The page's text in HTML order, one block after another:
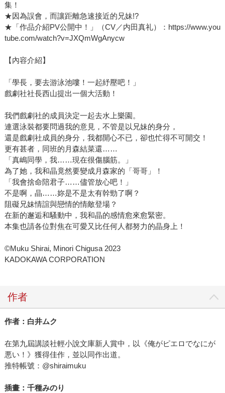
集！
★因為誤會，而讓距離急速接近的兄妹!?
★「作品介紹PV公開中！」（CV／内田真礼）：https://www.you
tube.com/watch?v=JXQmWgAnycw
【內容介紹】
「學長，要去游泳池嘍！一起紓壓吧！」
戲劇社社長西山提出一個大活動！
我們戲劇社的成員決定一起去水上樂園。
連選泳裝都要問過我的意見，不管是以兄妹的身分，
還是戲劇社成員的身分，我都開心不已，卻也忙得不可開交！
更有甚者，同班的月森結菜還……
「真嶋同學，我……現在很傷腦筋。」
為了她，我和晶竟然要變成月森家的「哥哥」！
「我會捨命陪君子……儘管放心吧！」
不是啊，晶……妳是不是太有幹勁了啊？
阻礙兄妹情誼與戀情的情敵登場？
在新的邂逅和騷動中，我和晶的感情愈來愈緊密。
本集也請各位對焦在可愛又比任何人都努力的晶身上！
©Muku Shirai, Minori Chigusa 2023
KADOKAWA CORPORATION
作者
作者：白井ムク
在第九屆講談社輕小說文庫新人賞中，以《俺がピエロでなにが
悪い！》獲得佳作，並以同作出道。
推特帳號：@shiraimuku
插畫：千種みのり